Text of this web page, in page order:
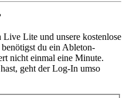
Lite und unsere kostenlose
du ein Ableton-
nicht einmal eine Minute.
geht der Log-In umso